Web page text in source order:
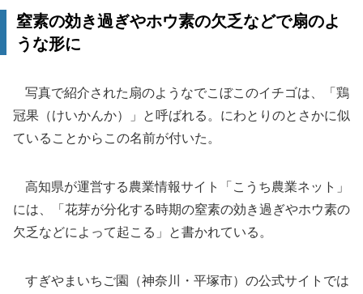
窒素の効き過ぎやホウ素の欠乏などで扇のよ
うな形に
写真で紹介された扇のようなでこぼこのイチゴは、「鶏
冠果（けいかんか）」と呼ばれる。にわとりのとさかに似
ていることからこの名前が付いた。
高知県が運営する農業情報サイト「こうち農業ネット」
には、「花芽が分化する時期の窒素の効き過ぎやホウ素の
欠乏などによって起こる」と書かれている。
すぎやまいちご園（神奈川・平塚市）の公式サイトでは